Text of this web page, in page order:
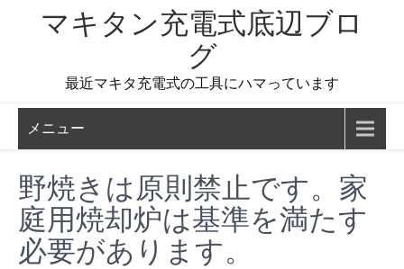
マキタン充電式底辺ブロ
グ
最近マキタ充電式の工具にハマっています
メニュー
野焼きは原則禁止です。家
庭用焼却炉は基準を満たす
必要があります。